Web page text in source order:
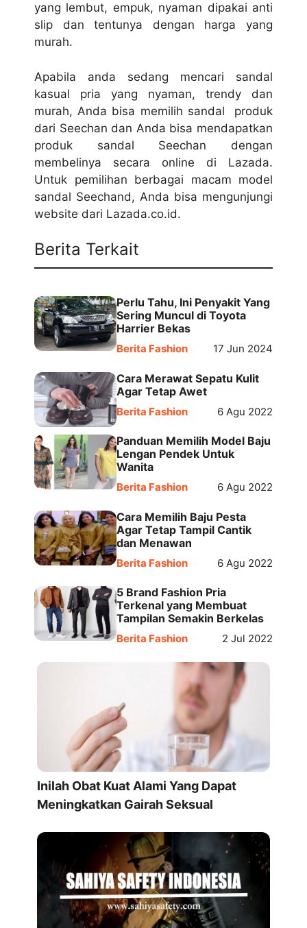
yang lembut, empuk, nyaman dipakai anti
slip dan tentunya dengan harga yang
murah.
Apabila anda sedang mencari sandal
kasual pria yang nyaman, trendy dan
murah, Anda bisa memilih sandal produk
dari Seechan dan Anda bisa mendapatkan
produk sandal Seechan dengan
membelinya secara online di Lazada.
Untuk pemilihan berbagai macam model
sandal Seechand, Anda bisa mengunjungi
website dari Lazada.co.id.
Berita Terkait
Perlu Tahu, Ini Penyakit Yang
Sering Muncul di Toyota
Harrier Bekas
Berita Fashion 17 Jun 2024
Cara Merawat Sepatu Kulit
Agar Tetap Awet
Berita Fashion 6 Agu 2022
Panduan Memilih Model Baju
Lengan Pendek Untuk
Wanita
Berita Fashion 6 Agu 2022
Cara Memilih Baju Pesta
Agar Tetap Tampil Cantik
dan Menawan
Berita Fashion 6 Agu 2022
5 Brand Fashion Pria
Terkenal yang Membuat
Tampilan Semakin Berkelas
Berita Fashion 2 Jul 2022
Inilah Obat Kuat Alami Yang Dapat
Meningkatkan Gairah Seksual